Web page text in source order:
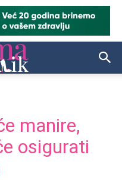
manire,
osigurati